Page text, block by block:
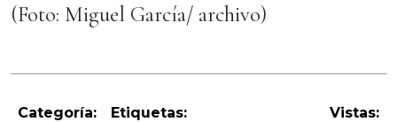
(Foto: Miguel García/ archivo)
Categoría:
Etiquetas: Vistas: